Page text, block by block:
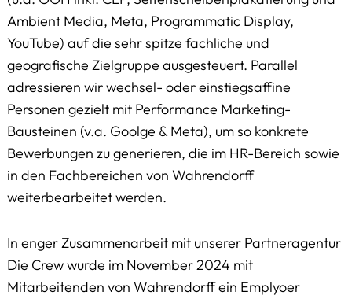
Ambient Media, Meta, Programmatic Display,
YouTube) auf die sehr spitze fachliche und
geografische Zielgruppe ausgesteuert. Parallel
adressieren wir wechsel- oder einstiegsaffine
Personen gezielt mit Performance Marketing-
Bausteinen (v.a. Goolge & Meta), um so konkrete
Bewerbungen zu generieren, die im HR-Bereich sowie
in den Fachbereichen von Wahrendorff
weiterbearbeitet werden.
In enger Zusammenarbeit mit unserer Partneragentur
Die Crew wurde im November 2024 mit
Mitarbeitenden von Wahrendorff ein Emplyoer